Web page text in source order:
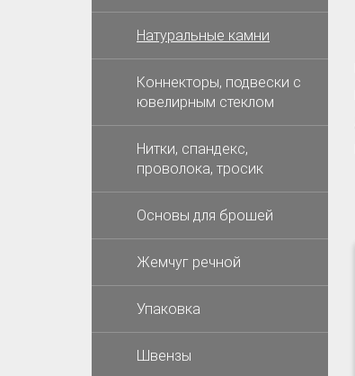
Натуральные камни
Коннекторы, подвески с
ювелирным стеклом
Нитки, спандекс,
проволока, тросик
Основы для брошей
Жемчуг речной
Упаковка
Швензы